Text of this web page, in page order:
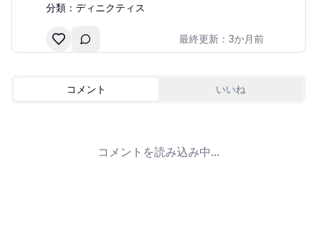
分類： ディニクティス
最終更新： 3か月前
コメント いいね
コメントを読み込み中...